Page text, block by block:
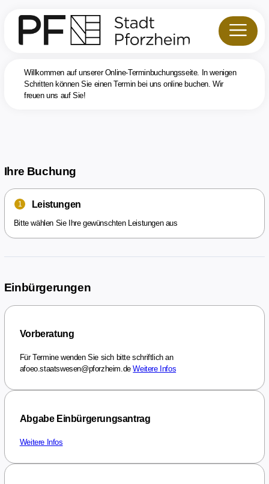
Willkommen auf unserer Online-Terminbuchungsseite. In wenigen
Schritten können Sie einen Termin bei uns online buchen. Wir
freuen uns auf Sie!
Einbürgerungen
Vorberatung
Für Termine wenden Sie sich bitte schriftlich an
afoeo.staatswesen@pforzheim.deWeitere Infos
Abgabe Einbürgerungsantrag
Weitere Infos
Ihre Buchung
1 Leistungen
Bitte wählen Sie Ihre gewünschten Leistungen aus